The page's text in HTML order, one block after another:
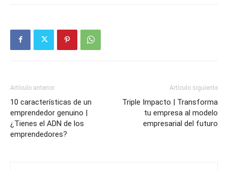
Artículo anterior
10 características de un
emprendedor genuino |
¿Tienes el ADN de los
emprendedores?
Artículo siguiente
Triple Impacto | Transforma
tu empresa al modelo
empresarial del futuro